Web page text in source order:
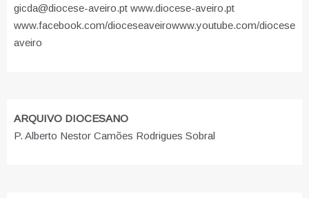
gicda@diocese-aveiro.pt www.diocese-aveiro.pt
www.facebook.com/dioceseaveirowww.youtube.com/diocese
aveiro
ARQUIVO DIOCESANO
P. Alberto Nestor Camões Rodrigues Sobral